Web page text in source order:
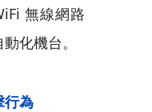
無線網路
化機台。
行為